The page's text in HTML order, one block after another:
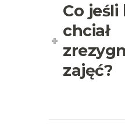
Co jeśli
chciał
zajęć?